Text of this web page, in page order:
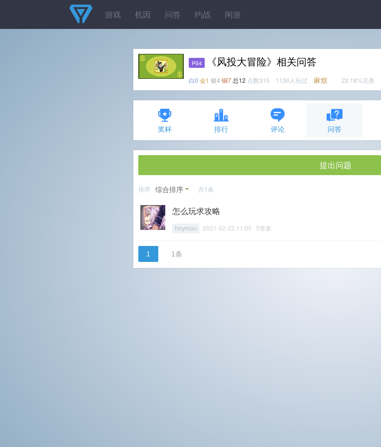
游戏 机因 问答 约战 闲游
PS4 《风投大冒险》相关问答
白0 金1 银4 铜7 总12 点数315 1136人玩过 麻烦 22.18%完美
奖杯 排行 评论 问答
提出问题
排序 综合排序 共1条
怎么玩求攻略
hnymou 2021-02-22 11:00 5答案
1 1条